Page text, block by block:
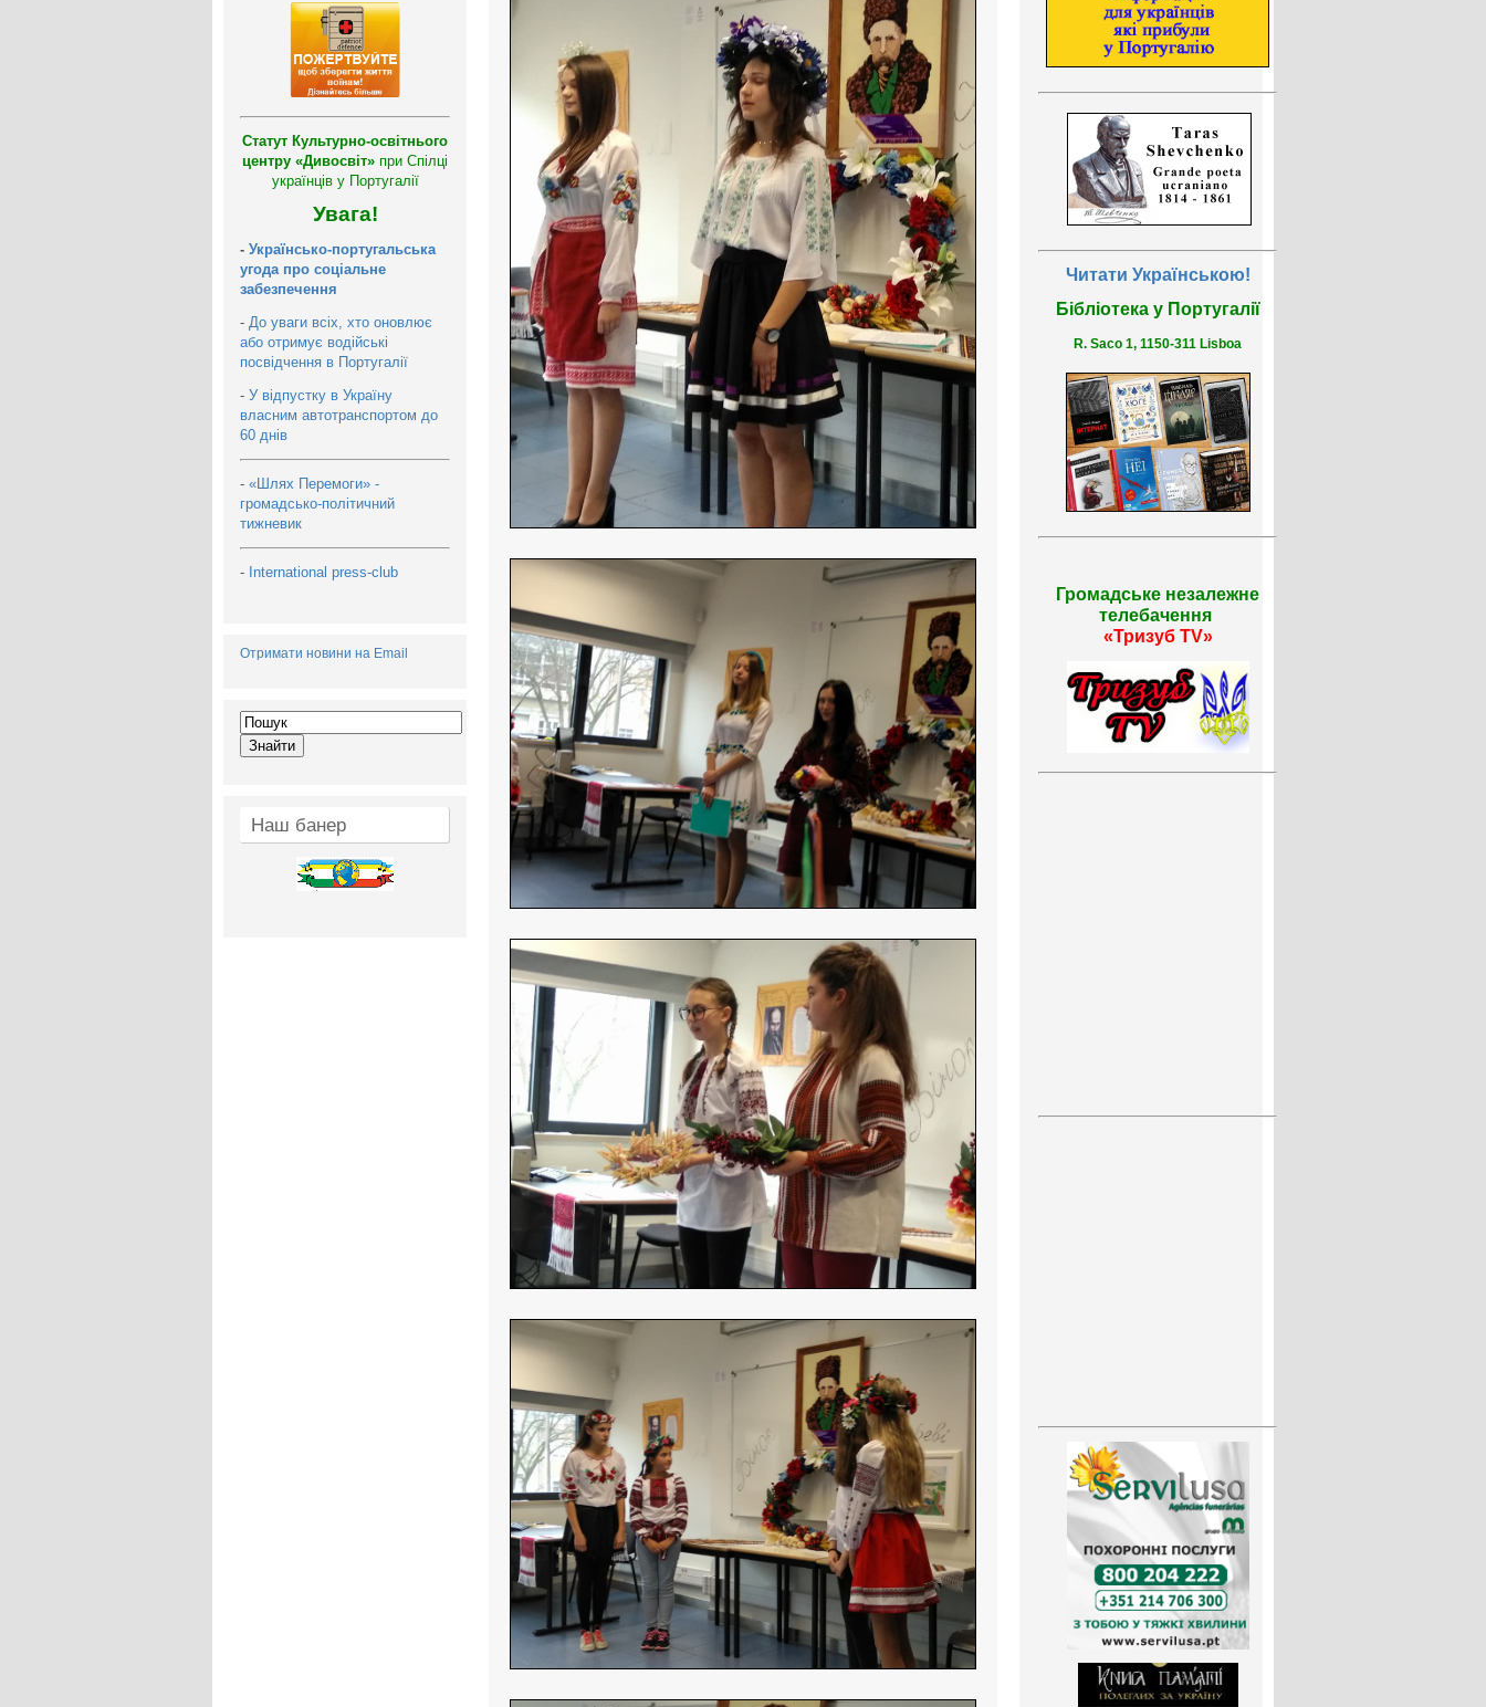
Статут Культурно-освітнього
центру «Дивосвіт» при Спілці
українців у Португалії
Увага!
- Українсько-португальська
угода про соціальне
забезпечення
- До уваги всіх, хто оновлює
або отримує водійські
посвідчення в Португалії
- У відпустку в Україну
власним автотранспортом до
60 днів
- «Шлях Перемоги» -
громадсько-політичний
тижневик
- International press-club
Отримати новини на Email
Наш банер
Читати Українською!
Бібліотека у Португалії
R. Saco 1, 1150-311 Lisboa
Громадське незалежне
телебачення
«Тризуб TV»